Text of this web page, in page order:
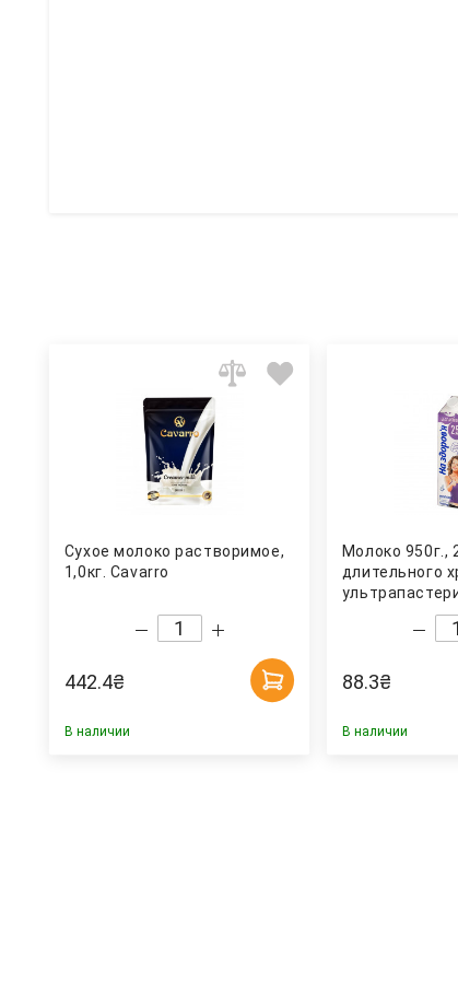
Сухое молоко растворимое,
1,0кг. Cavarro
442.4₴
В наличии
Молоко 950г.,
длительного
безлактозное
88.3₴
В наличии